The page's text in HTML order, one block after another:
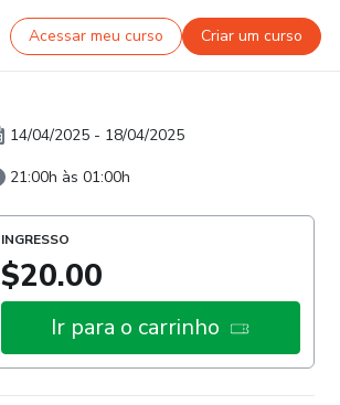
Acessar meu curso Criar um curso
14/04/2025 - 18/04/2025
21:00h às 01:00h
INGRESSO
$20.00
Ir para o carrinho